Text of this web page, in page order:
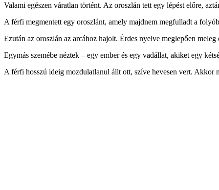
Valami egészen váratlan történt. Az oroszlán tett egy lépést előre,
A férfi megmentett egy oroszlánt, amely majdnem megfulladt a
Ezután az oroszlán az arcához hajolt. Érdes nyelve meglepően
Egymás szemébe néztek – egy ember és egy vadállat, akiket egy
A férfi hosszú ideig mozdulatlanul állt ott, szíve hevesen vert. Akkor